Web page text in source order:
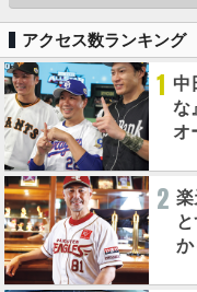
アクセス数ランキング
1 中
な
オ
2
か